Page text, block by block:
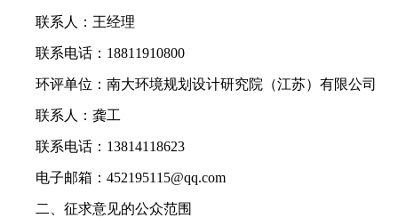
联系人： 王经理
联系电话： 18811910800
环评单位：南大环境规划设计研究院（江苏）有限公司
联系人： 龚工
联系电话： 13814118623
电子邮箱： 452195115@qq.com
二、征求意见的公众范围